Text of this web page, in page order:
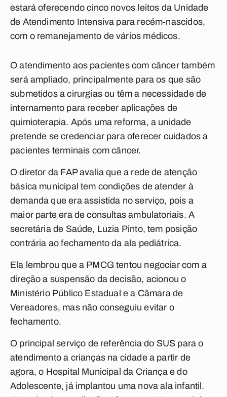
estará oferecendo cinco novos leitos da Unidade
de Atendimento Intensiva para recém-nascidos,
com o remanejamento de vários médicos.
O atendimento aos pacientes com câncer também
será ampliado, principalmente para os que são
submetidos a cirurgias ou têm a necessidade de
internamento para receber aplicações de
quimioterapia. Após uma reforma, a unidade
pretende se credenciar para oferecer cuidados a
pacientes terminais com câncer.
O diretor da FAP avalia que a rede de atenção
básica municipal tem condições de atender à
demanda que era assistida no serviço, pois a
maior parte era de consultas ambulatoriais. A
secretária de Saúde, Luzia Pinto, tem posição
contrária ao fechamento da ala pediátrica.
Ela lembrou que a PMCG tentou negociar com a
direção a suspensão da decisão, acionou o
Ministério Público Estadual e a Câmara de
Vereadores, mas não conseguiu evitar o
fechamento.
O principal serviço de referência do SUS para o
atendimento a crianças na cidade a partir de
agora, o Hospital Municipal da Criança e do
Adolescente, já implantou uma nova ala infantil.